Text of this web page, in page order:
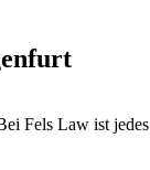
Fels Law ist